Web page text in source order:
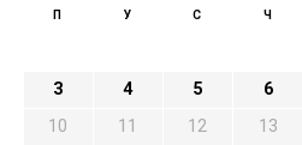
П У С Ч
3
4 5 6
10
11 12 13